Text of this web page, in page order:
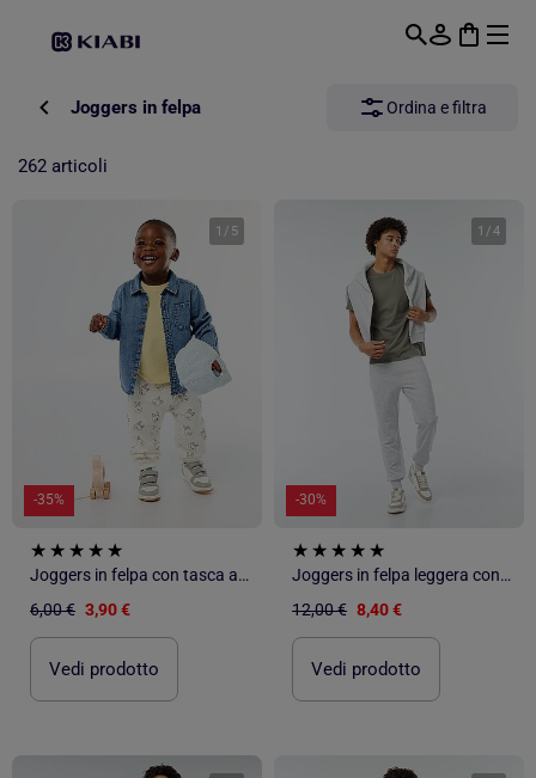
Joggers in felpa Ordina e filtra
262 articoli
1 / 5
-35%
Joggers in felpa con tasca a marsupio e orecchie fantasiose
6,00 € 3,90 €
Vedi prodotto
1 /4
-30%
Joggers in felpa leggera con tasche zippate
12,00 € 8,40 €
Vedi prodotto